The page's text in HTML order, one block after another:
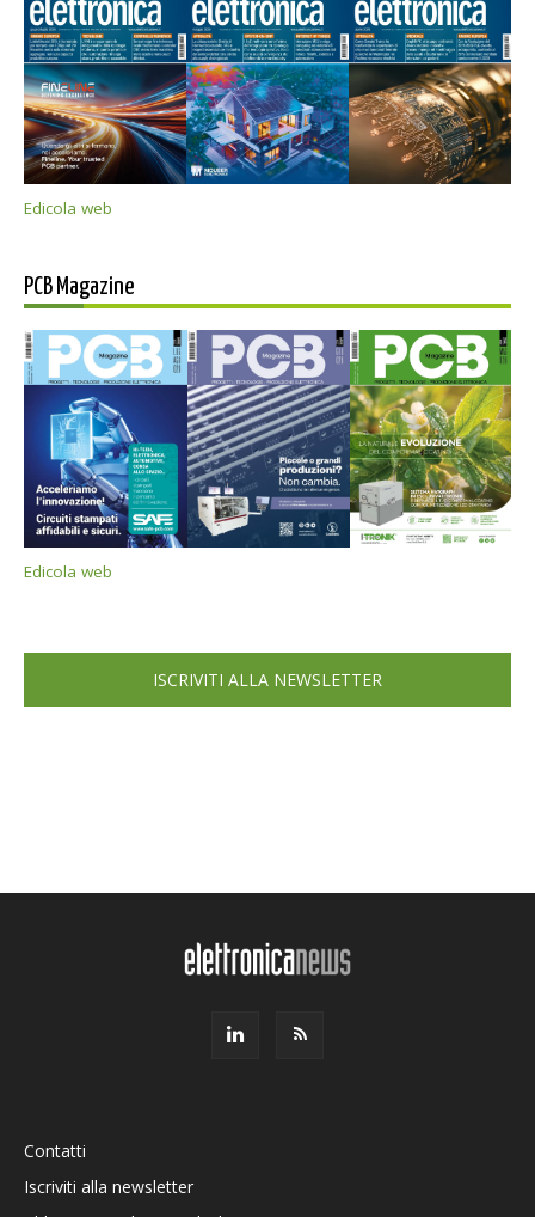
Edicola web
PCB Magazine
Edicola web
ISCRIVITI ALLA NEWSLETTER
Contatti
Iscriviti alla newsletter